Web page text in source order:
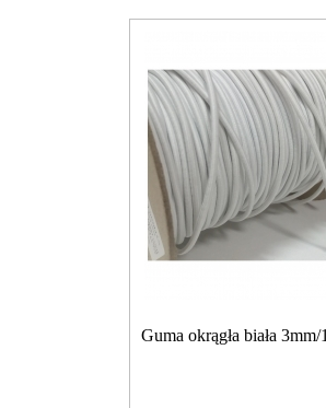
Guma okrągła biała 3mm/